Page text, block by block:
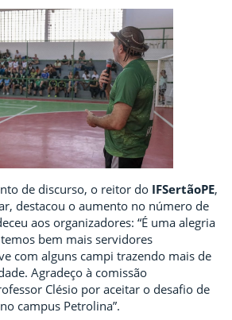
de discurso, o reitor do IFSertãoPE,
destacou o aumento no número de
aos organizadores: “É uma alegria
bem mais servidores
com alguns campi trazendo mais de
Agradeço à comissão
Clésio por aceitar o desafio de
campus Petrolina”.